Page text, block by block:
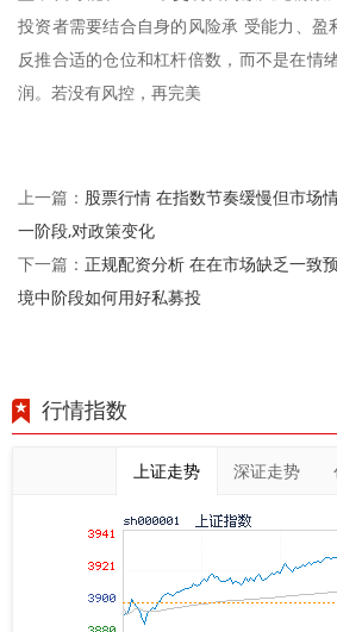
投资者需要结合自身的风险承 受能力、盈
反推合适的仓位和杠杆倍数，而不是在情
润。若没有风控，再完美
上一篇： 股票行情 在指数节奏缓慢但市场
一阶段,对政策变化
下一篇： 正规配资分析 在在市场缺乏一致
境中阶段如何用好私募投
行情指数
上证走势 深证走势